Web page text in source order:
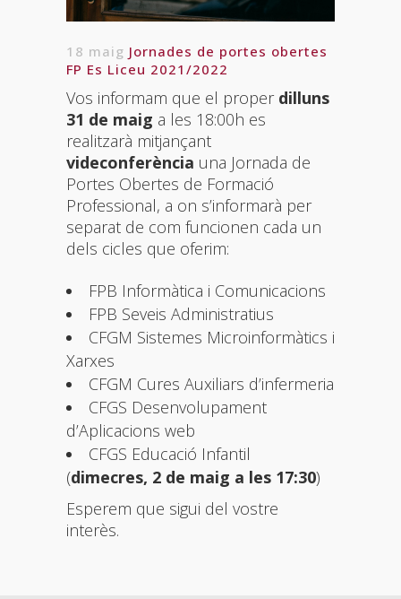
18 maig Jornades de portes obertes
FP Es Liceu 2021/2022
Vos informam que el proper dilluns
31 de maig a les 18:00h es
realitzarà mitjançant
videconferència una Jornada de
Portes Obertes de Formació
Professional, a on s’informarà per
separat de com funcionen cada un
dels cicles que oferim:
FPB Informàtica i Comunicacions
FPB Seveis Administratius
CFGM Sistemes Microinformàtics i
Xarxes
CFGM Cures Auxiliars d’infermeria
CFGS Desenvolupament
d’Aplicacions web
CFGS Educació Infantil
(dimecres, 2 de maig a les 17:30)
Esperem que sigui del vostre
interès.